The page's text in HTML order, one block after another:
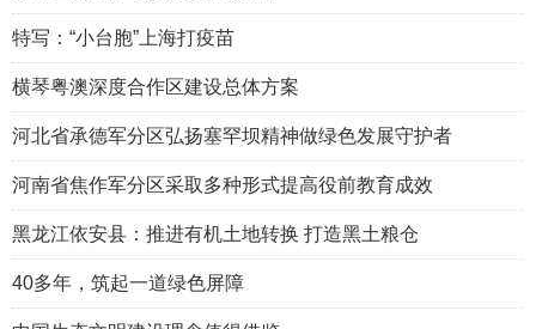
特写：“小台胞”上海打疫苗
横琴粤澳深度合作区建设总体方案
河北省承德军分区弘扬塞罕坝精神做绿色发展守护者
河南省焦作军分区采取多种形式提高役前教育成效
黑龙江依安县：推进有机土地转换 打造黑土粮仓
40多年，筑起一道绿色屏障